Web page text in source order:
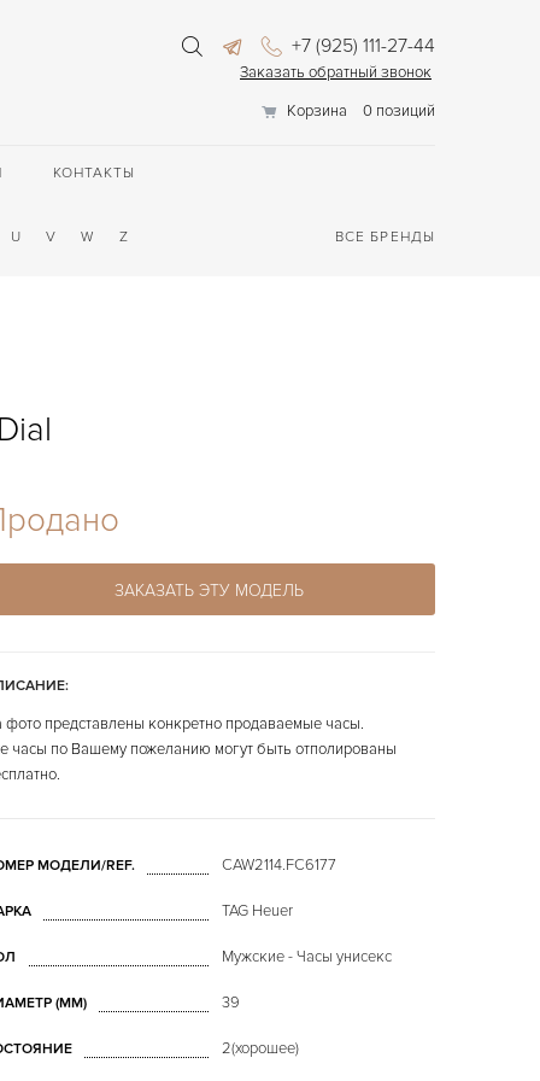
+7 (925) 111-27-44
Заказать обратный звонок
Корзина
0 позиций
КОНТАКТЫ
U V W Z ВСЕ БРЕНДЫ
ЗАКАЗАТЬ ЭТУ МОДЕЛЬ
фото представлены конкретно продаваемые часы.
часы по Вашему пожеланию могут быть отполированы
МОДЕЛИ/REF. CAW2114.FC6177
TAG Heuer
Мужские - Часы унисекс
(MM) 39
2(хорошее)